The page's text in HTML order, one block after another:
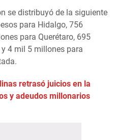
se distribuyó de la siguiente
para Hidalgo, 756
para Querétaro, 695
4 mil 5 millones para
retrasó juicios en la
y adeudos millonarios